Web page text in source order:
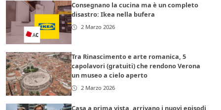
Consegnano la cucina ma è un completo
disastro: Ikea nella bufera
2 Marzo 2026
Tra Rinascimento e arte romanica, 5
capolavori (gratuiti) che rendono Verona
un museo a cielo aperto
2 Marzo 2026
Casa a prima vista, arrivano i nuovi episodi